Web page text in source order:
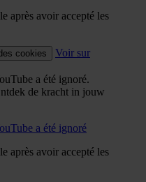
après avoir accepté les
cookies
Voir sur
a été ignoré.
de kracht in jouw
a été ignoré
après avoir accepté les